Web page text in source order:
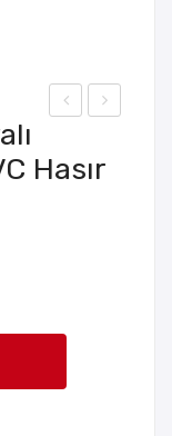
Işıklı osu
Hasır